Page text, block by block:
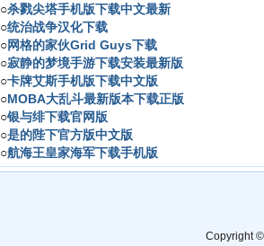
○杀戮尖塔手机版下载中文最新
○统治战争汉化下载
○网格的家伙Grid Guys下载
○寂静的梦境手游下载安装最新版
○卡牌艾斯手机版下载中文版
○MOBA大乱斗最新版本下载正版
○银与绯下载官网版
○是的陛下官方版中文版
○航海王皇家海军下载手机版
Copyright